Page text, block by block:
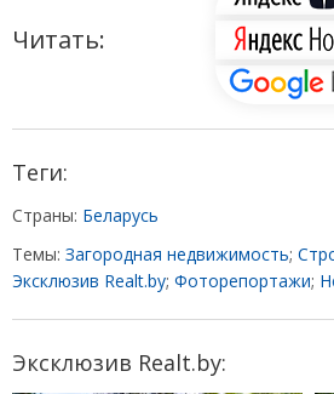
Читать:
Теги:
Страны: Беларусь
Темы: Загородная недвижимость;
Эксклюзив Realt.by; Фоторепортажи;
Эксклюзив Realt.by: